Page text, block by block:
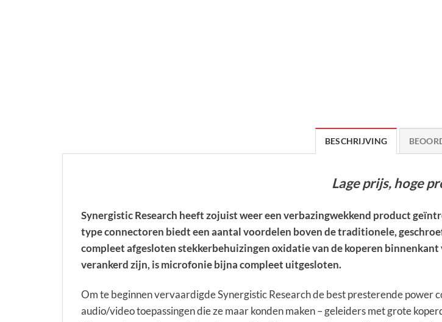
BESCHRIJVING
Lage prijs, hoge
Synergistic Research heeft zojuist weer een verbazingwekkend product
type connectoren biedt een aantal voordelen boven de traditionele,
compleet afgesloten stekkerbehuizingen oxidatie van de koperen
verankerd zijn, is microfonie bijna compleet uitgesloten.
Om te beginnen vervaardigde Synergistic Research de best presterende
audio/video toepassingen die ze maar konden maken – geleiders met grote